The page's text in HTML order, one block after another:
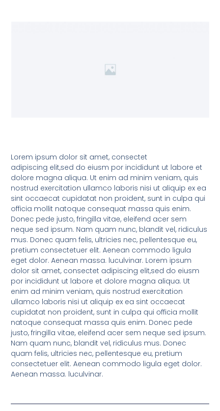
Lorem ipsum dolor sit amet, consectet
adipiscing elit,sed do eiusm por incididunt ut labore et
dolore magna aliqua. Ut enim ad minim veniam, quis
nostrud exercitation ullamco laboris nisi ut aliquip ex ea
sint occaecat cupidatat non proident, sunt in culpa qui
officia mollit natoque consequat massa quis enim.
Donec pede justo, fringilla vitae, eleifend acer sem
neque sed ipsum. Nam quam nunc, blandit vel, ridiculus
mus. Donec quam felis, ultricies nec, pellentesque eu,
pretium consectetuer elit. Aenean commodo ligula
eget dolor. Aenean massa. luculvinar. Lorem ipsum
dolor sit amet, consectet adipiscing elit,sed do eiusm
por incididunt ut labore et dolore magna aliqua. Ut
enim ad minim veniam, quis nostrud exercitation
ullamco laboris nisi ut aliquip ex ea sint occaecat
cupidatat non proident, sunt in culpa qui officia mollit
natoque consequat massa quis enim. Donec pede
justo, fringilla vitae, eleifend acer sem neque sed ipsum.
Nam quam nunc, blandit vel, ridiculus mus. Donec
quam felis, ultricies nec, pellentesque eu, pretium
consectetuer elit. Aenean commodo ligula eget dolor.
Aenean massa. luculvinar.